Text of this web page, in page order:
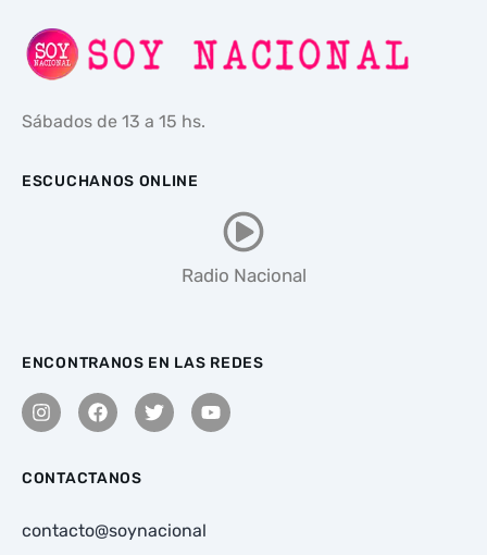
Sábados de 13 a 15 hs.
ESCUCHANOS ONLINE
Radio Nacional
ENCONTRANOS EN LAS REDES
CONTACTANOS
contacto@soynacional